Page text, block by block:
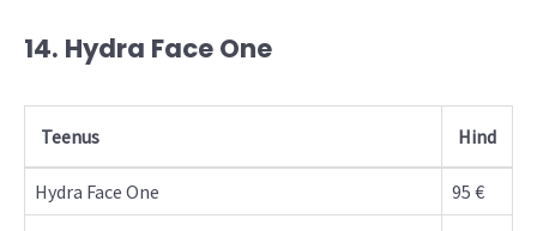
14. Hydra Face One
Teenus Hind
Hydra Face One
95 €